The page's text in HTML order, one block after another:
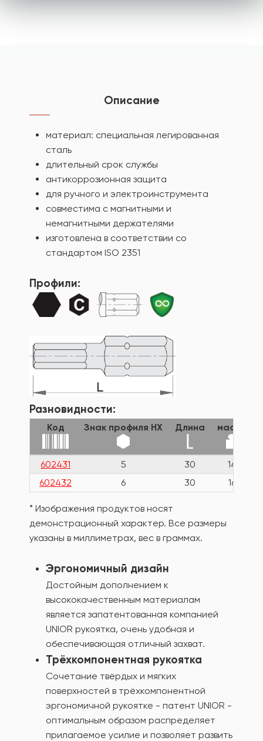
Описание
материал: специальная легированная
сталь
длительный срок службы
антикоррозионная защита
для ручного и электроинструмента
совместима с магнитными и
немагнитными держателями
изготовлена в соответствии со
стандартом ISO 2351
Профили:
Разновидности:
Код Знак профиля HX Длина масса
602431 5 30
14
602432
6 30 16
* Изображения продуктов носят
демонстрационный характер. Все размеры
указаны в миллиметрах, вес в граммах.
Эргономичный дизайн
Достойным дополнением к
высококачественным материалам
является запатентованная компанией
UNIOR рукоятка, очень удобная и
обеспечивающая отличный захват.
Трёхкомпонентная рукоятка
Сочетание твёрдых и мягких
поверхностей в трёхкомпонентной
эргономичной рукоятке - патент UNIOR -
оптимальным образом распределяет
прилагаемое усилие и позволяет развить